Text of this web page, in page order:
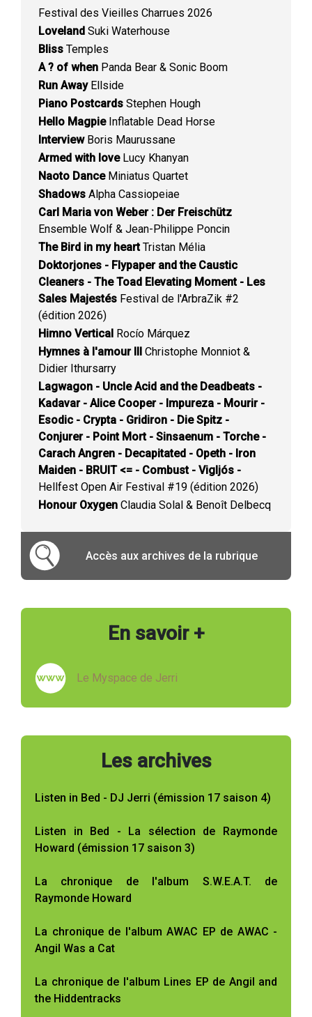
Festival des Vieilles Charrues 2026
Loveland Suki Waterhouse
Bliss Temples
A ? of when Panda Bear & Sonic Boom
Run AwayEllside
Piano Postcards Stephen Hough
Hello MagpieInflatable Dead Horse
InterviewBoris Maurussane
Armed with loveLucy Khanyan
Naoto DanceMiniatus Quartet
Shadows Alpha Cassiopeiae
Carl Maria von Weber : Der Freischütz
Ensemble Wolf & Jean-Philippe Poncin
The Bird in my heartTristan Mélia
Doktorjones - Flypaper and the Caustic
Cleaners - The Toad Elevating Moment - Les
Sales Majestés Festival de l'ArbraZik #2
(édition 2026)
Himno Vertical Rocío Márquez
Hymnes à l'amour III Christophe Monniot &
Didier Ithursarry
Lagwagon - Uncle Acid and the Deadbeats -
Kadavar - Alice Cooper - Impureza - Mourir -
Esodic - Crypta - Gridiron - Die Spitz -
Conjurer - Point Mort - Sinsaenum - Torche -
Carach Angren - Decapitated - Opeth - Iron
Maiden - BRUIT <= - Combust - Vigljós -
Hellfest Open Air Festival #19 (édition 2026)
Honour Oxygen Claudia Solal & Benoît Delbecq
Accès aux archives de la rubrique
En savoir +
Le Myspace de Jerri
Les archives
Listen in Bed - DJ Jerri (émission 17 saison 4)
Listen in Bed - La sélection de Raymonde
Howard (émission 17 saison 3)
La chronique de l'album S.W.E.A.T. de
Raymonde Howard
La chronique de l'album AWAC EP de AWAC -
Angil Was a Cat
La chronique de l'album Lines EP de Angil and
the Hiddentracks